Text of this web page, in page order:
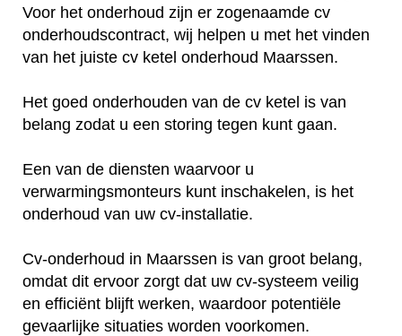
Voor het onderhoud zijn er zogenaamde cv
onderhoudscontract, wij helpen u met het vinden
van het juiste cv ketel onderhoud Maarssen.
Het goed onderhouden van de cv ketel is van
belang zodat u een storing tegen kunt gaan.
Een van de diensten waarvoor u
verwarmingsmonteurs kunt inschakelen, is het
onderhoud van uw cv-installatie.
Cv-onderhoud in Maarssen is van groot belang,
omdat dit ervoor zorgt dat uw cv-systeem veilig
en efficiënt blijft werken, waardoor potentiële
gevaarlijke situaties worden voorkomen.